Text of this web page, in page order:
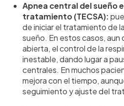
Apnea central del sueño
tratamiento (TECSA):
de iniciar el tratamiento de
sueño. En estos casos, aun
abierta, el control de la
inestable, dando lugar a
centrales. En muchos
mejora con el tiempo,
seguimiento y ajuste del